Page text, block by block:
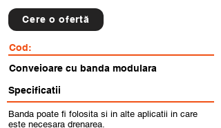
Cere o ofertă
Cod:
Conveioare cu banda modulara
Specificatii
Banda poate fi folosita si in alte aplicatii in care
este necesara drenarea.